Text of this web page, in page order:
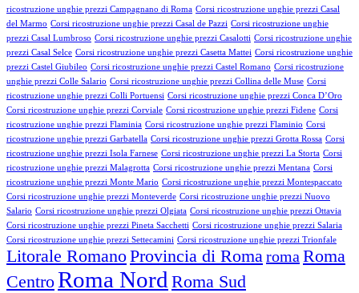
ricostruzione unghie prezzi Campagnano di Roma Corsi ricostruzione unghie prezzi Casal
del Marmo Corsi ricostruzione unghie prezzi Casal de Pazzi Corsi ricostruzione unghie
prezzi Casal Lumbroso Corsi ricostruzione unghie prezzi Casalotti Corsi ricostruzione unghie
prezzi Casal Selce Corsi ricostruzione unghie prezzi Casetta Mattei Corsi ricostruzione unghie
prezzi Castel Giubileo Corsi ricostruzione unghie prezzi Castel Romano Corsi ricostruzione
unghie prezzi Colle Salario Corsi ricostruzione unghie prezzi Collina delle Muse Corsi
ricostruzione unghie prezzi Colli Portuensi Corsi ricostruzione unghie prezzi Conca D’Oro
Corsi ricostruzione unghie prezzi Corviale Corsi ricostruzione unghie prezzi Fidene Corsi
ricostruzione unghie prezzi Flaminia Corsi ricostruzione unghie prezzi Flaminio Corsi
ricostruzione unghie prezzi Garbatella Corsi ricostruzione unghie prezzi Grotta Rossa Corsi
ricostruzione unghie prezzi Isola Farnese Corsi ricostruzione unghie prezzi La Storta Corsi
ricostruzione unghie prezzi Malagrotta Corsi ricostruzione unghie prezzi Mentana Corsi
ricostruzione unghie prezzi Monte Mario Corsi ricostruzione unghie prezzi Montespaccato
Corsi ricostruzione unghie prezzi Monteverde Corsi ricostruzione unghie prezzi Nuovo
Salario Corsi ricostruzione unghie prezzi Olgiata Corsi ricostruzione unghie prezzi Ottavia
Corsi ricostruzione unghie prezzi Pineta Sacchetti Corsi ricostruzione unghie prezzi Salaria
Corsi ricostruzione unghie prezzi Settecamini Corsi ricostruzione unghie prezzi Trionfale
Litorale RomanoProvincia di Roma roma Roma
CentroRoma Nord Roma Sud